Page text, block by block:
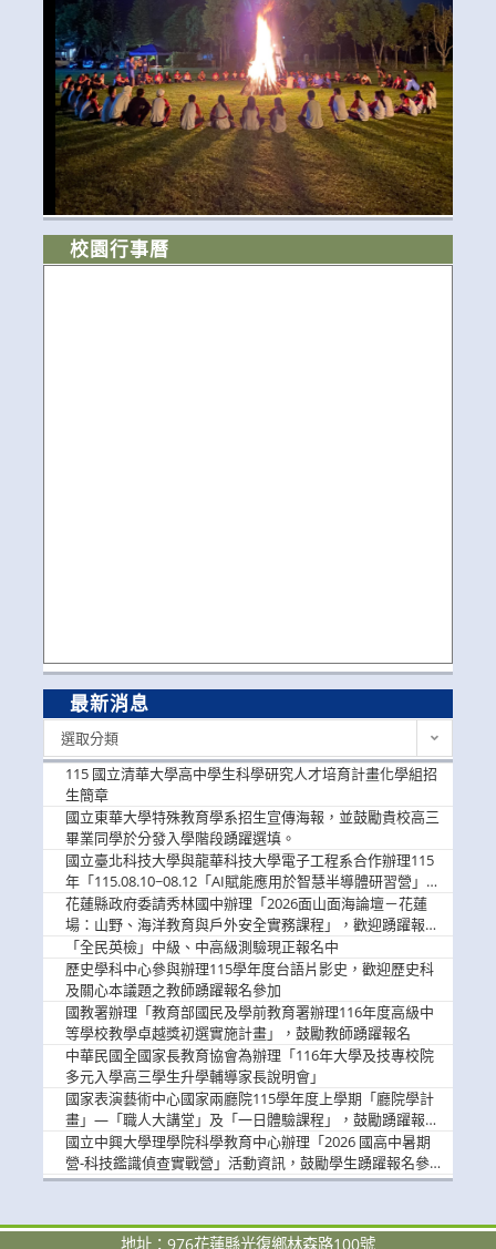
校園行事曆
最新消息
選取分類
115 國立清華大學高中學生科學研究人才培育計畫化學組招
生簡章
國立東華大學特殊教育學系招生宣傳海報，並鼓勵貴校高三
畢業同學於分發入學階段踴躍選填。
國立臺北科技大學與龍華科技大學電子工程系合作辦理115
年「115.08.10~08.12「AI賦能應用於智慧半導體研習營」，
歡迎學生踴躍報名參加
花蓮縣政府委請秀林國中辦理「2026面山面海論壇－花蓮
場：山野、海洋教育與戶外安全實務課程」，歡迎踴躍報名
參加
「全民英檢」中級、中高級測驗現正報名中
歷史學科中心參與辦理115學年度台語片影史，歡迎歷史科
及關心本議題之教師踴躍報名參加
國教署辦理「教育部國民及學前教育署辦理116年度高級中
等學校教學卓越獎初選實施計畫」，鼓勵教師踴躍報名
中華民國全國家長教育協會為辦理「116年大學及技專校院
多元入學高三學生升學輔導家長說明會」
國家表演藝術中心國家兩廳院115學年度上學期「廳院學計
畫」—「職人大講堂」及「一日體驗課程」，鼓勵踴躍報名
參與。
國立中興大學理學院科學教育中心辦理「2026 國高中暑期
營-科技鑑識偵查實戰營」活動資訊，鼓勵學生踴躍報名參
加。
地址：976花蓮縣光復鄉林森路100號